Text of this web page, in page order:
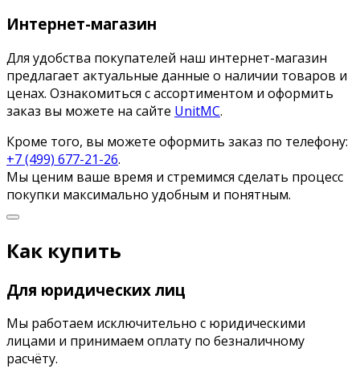
Интернет-магазин
Для удобства покупателей наш интернет-магазин
предлагает актуальные данные о наличии товаров и
ценах. Ознакомиться с ассортиментом и оформить
заказ вы можете на сайте UnitMC.
Кроме того, вы можете оформить заказ по телефону:
+7 (499) 677-21-26.
Мы ценим ваше время и стремимся сделать процесс
покупки максимально удобным и понятным.
Как купить
Для юридических лиц
Мы работаем исключительно с юридическими
лицами и принимаем оплату по безналичному
расчёту.